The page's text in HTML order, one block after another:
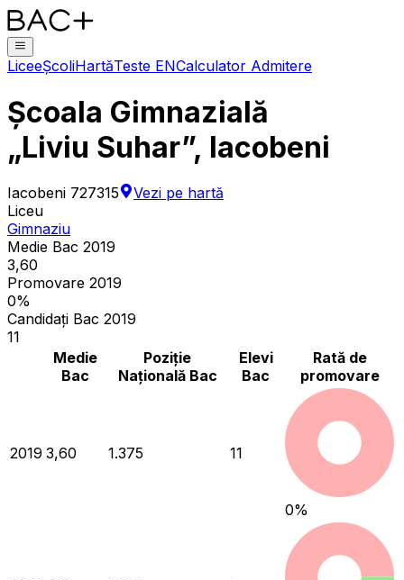
LiceeȘcoliHartăTeste ENCalculator Admitere
Școala Gimnazială
„Liviu Suhar”, Iacobeni
Iacobeni 727315
Vezi pe hartă
Liceu
Gimnaziu
Medie Bac 2019
3,60
Promovare 2019
0%
Candidați Bac 2019
11
Medie
Bac
Poziție
Națională Bac
Elevi
Bac
Rată de
promovare
2019 3,60 1.375 11
0%